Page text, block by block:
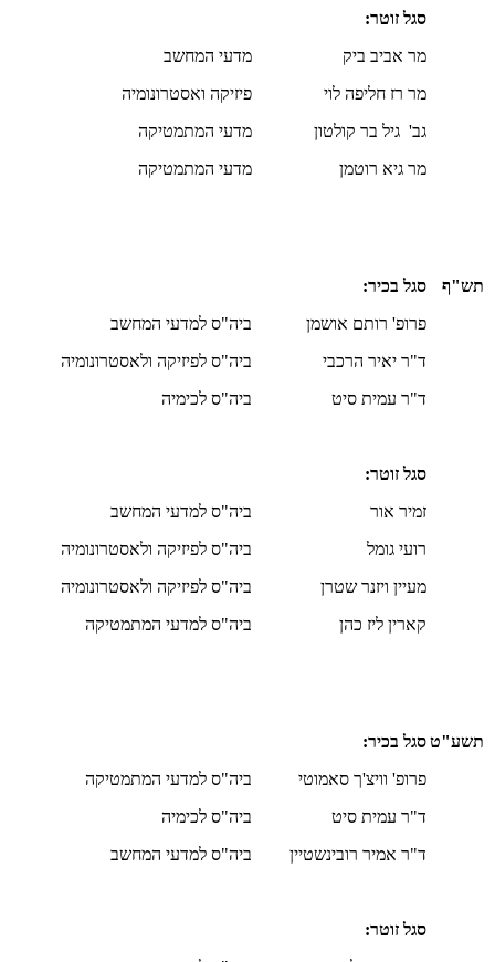
סגל זוטר:
מר אביב ביק
מר רז חליפה לוי
גב' גיל בר קולטון
מר גיא רוטמן
מדעי המחשב
פיזיקה ואסטרונומיה
מדעי המתמטיקה
מדעי המתמטיקה
תש"ף
סגל בכיר:
פרופ' רותם אושמן
ד"ר יאיר הרכבי
ד"ר עמית סיט
סגל זוטר:
זמיר אור
רועי גומל
מעיין ויזנר שטרן
קארין ליז כהן
ביה"ס למדעי המחשב
ביה"ס לפיזיקה ולאסטרונומיה
ביה"ס לכימיה
ביה"ס למדעי המחשב
ביה"ס לפיזיקה ולאסטרונומיה
ביה"ס לפיזיקה ולאסטרונומיה
ביה"ס למדעי המתמטיקה
תשע"טסגל בכיר:
פרופ' וויצ'ך סאמוטי
ד"ר עמית סיט
ד"ר אמיר רובינשטיין
סגל זוטר:
ביה"ס למדעי המתמטיקה
ביה"ס לכימיה
ביה"ס למדעי המחשב